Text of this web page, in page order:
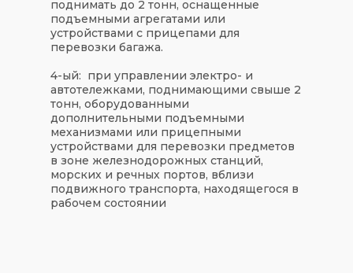
поднимать до 2 тонн, оснащенные
подъемными агрегатами или
устройствами с прицепами для
перевозки багажа.
4-ый: при управлении электро- и
автотележками, поднимающими свыше 2
тонн, оборудованными
дополнительными подъемными
механизмами или прицепными
устройствами для перевозки предметов
в зоне железнодорожных станций,
морских и речных портов, вблизи
подвижного транспорта, находящегося в
рабочем состоянии